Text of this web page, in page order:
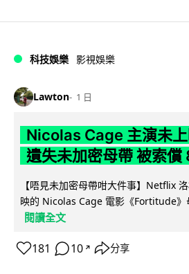
科技娛樂 影視娛樂
Lawton 1 日
Nicolas Cage 主演未
遺失未加密母帶 被索償
【唔見未加密母帶咁大件事】Netflix
映的 Nicolas Cage 電影《Fortitude》
閱讀全文
181 10 ↗ 分享